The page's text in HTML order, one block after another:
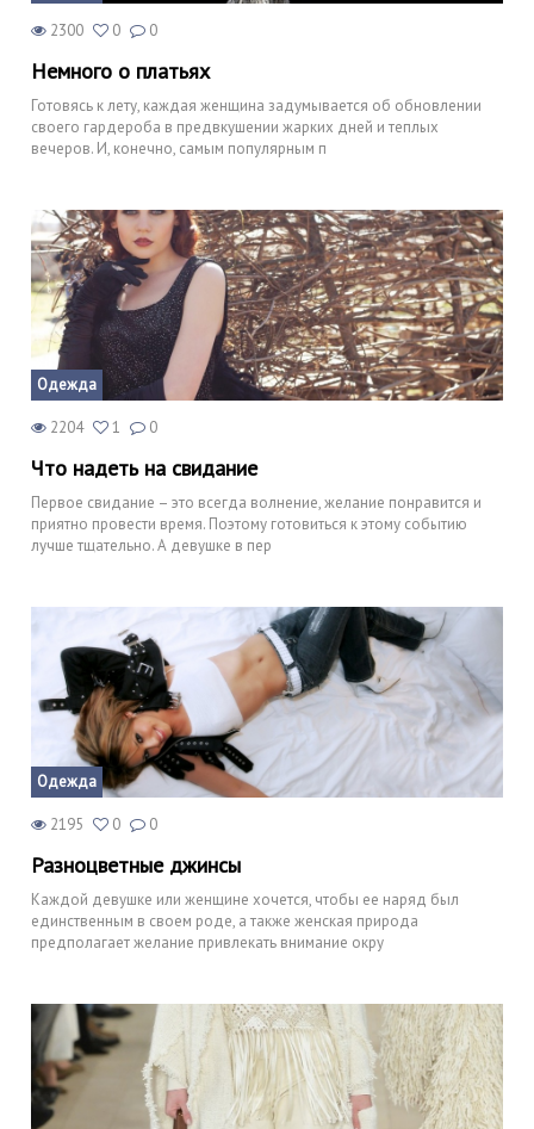
2300 0 0
Немного о платьях
Готовясь к лету, каждая женщина задумывается об обновлении
своего гардероба в предвкушении жарких дней и теплых
вечеров. И, конечно, самым популярным п
Одежда
2204 1 0
Что надеть на свидание
Первое свидание – это всегда волнение, желание понравится и
приятно провести время. Поэтому готовиться к этому событию
лучше тщательно. А девушке в пер
Одежда
2195 0 0
Разноцветные джинсы
Каждой девушке или женщине хочется, чтобы ее наряд был
единственным в своем роде, а также женская природа
предполагает желание привлекать внимание окру